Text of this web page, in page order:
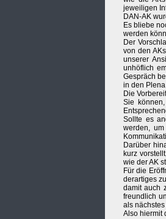
jeweiligen
DAN-AK
Es bliebe
werden
Der
von den
unserer
unhöflich
Gespräch
in den
Die
Sie
Sollte es
werden,
Darüber
kurz
wie der AK
Für die
derartiges
damit auch
freundlich
als
Also hiermit